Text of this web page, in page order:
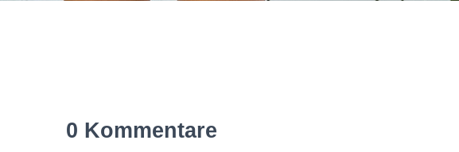
0 Kommentare